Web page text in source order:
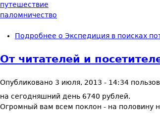
путешествие
паломничество
Подробнее о Экспедиция в поисках
От читателей и
Опубликовано 3 июля, 2013 - 14:34
на сегодняшний день 6740 рублей.
Огромный вам всем поклон - на половину